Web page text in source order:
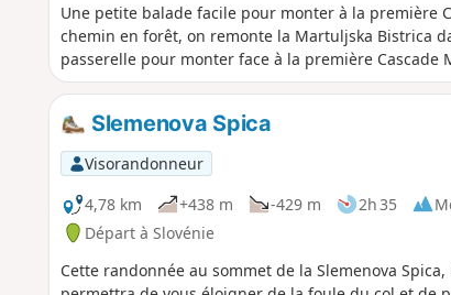
Une petite balade facile pour monter à la première
chemin en forêt, on remonte la Martuljska Bistrica
passerelle pour monter face à la première Cascade
Slemenova Spica
Visorandonneur
4,78 km
+438 m -429 m 2h 35
Départ à Slovénie
Cette randonnée au sommet de la Slemenova